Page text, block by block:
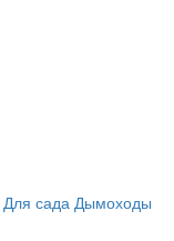
Для сада Дымоходы